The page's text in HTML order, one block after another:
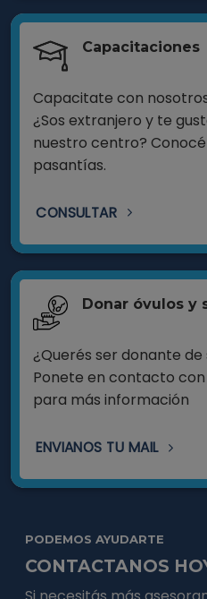
Capacitaciones
Capacitate con
¿Sos extranjero y te
nuestro centro?
pasantías.
CONSULTAR
Donar óvulos y
¿Querés ser donante
Ponete en contacto
para más información
ENVIANOS TU MAIL
PODEMOS AYUDARTE
CONTACTANOS